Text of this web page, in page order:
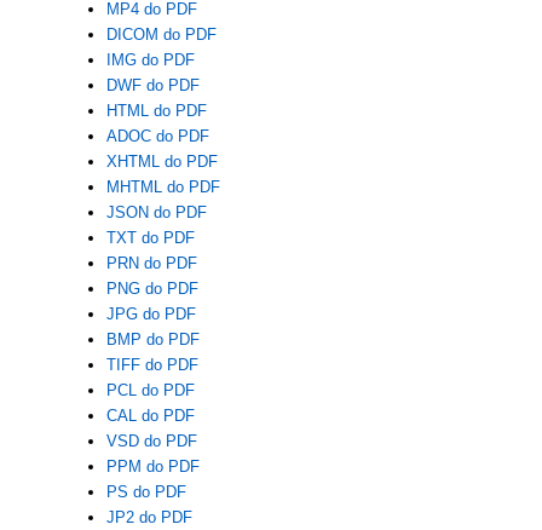
MP4 do PDF
DICOM do PDF
IMG do PDF
DWF do PDF
HTML do PDF
ADOC do PDF
XHTML do PDF
MHTML do PDF
JSON do PDF
TXT do PDF
PRN do PDF
PNG do PDF
JPG do PDF
BMP do PDF
TIFF do PDF
PCL do PDF
CAL do PDF
VSD do PDF
PPM do PDF
PS do PDF
JP2 do PDF